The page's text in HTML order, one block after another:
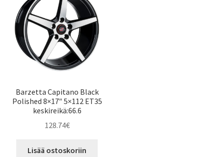
Barzetta Capitano Black
Polished 8×17″ 5×112 ET35
keskireikä:66.6
128.74€
Lisää ostoskoriin